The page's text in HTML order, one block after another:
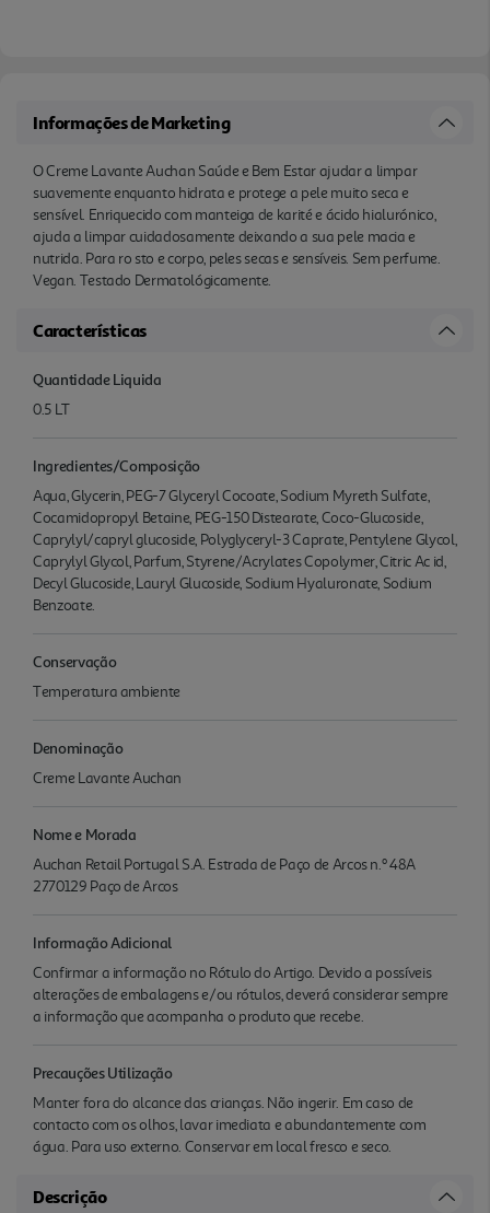
Informações de Marketing
O Creme Lavante Auchan Saúde e Bem Estar ajudar a limpar
suavemente enquanto hidrata e protege a pele muito seca e
sensível. Enriquecido com manteiga de karité e ácido hialurónico,
ajuda a limpar cuidadosamente deixando a sua pele macia e
nutrida. Para ro sto e corpo, peles secas e sensíveis. Sem perfume.
Vegan. Testado Dermatológicamente.
Características
Quantidade Liquida
0.5 LT
Ingredientes/Composição
Aqua, Glycerin, PEG-7 Glyceryl Cocoate, Sodium Myreth Sulfate,
Cocamidopropyl Betaine, PEG-150 Distearate, Coco-Glucoside,
Caprylyl/capryl glucoside, Polyglyceryl-3 Caprate, Pentylene Glycol,
Caprylyl Glycol, Parfum, Styrene/Acrylates Copolymer, Citric Ac id,
Decyl Glucoside, Lauryl Glucoside, Sodium Hyaluronate, Sodium
Benzoate.
Conservação
Temperatura ambiente
Denominação
Creme Lavante Auchan
Nome e Morada
Auchan Retail Portugal S.A. Estrada de Paço de Arcos n.º 48A
2770129 Paço de Arcos
Informação Adicional
Confirmar a informação no Rótulo do Artigo. Devido a possíveis
alterações de embalagens e/ou rótulos, deverá considerar sempre
a informação que acompanha o produto que recebe.
Precauções Utilização
Manter fora do alcance das crianças. Não ingerir. Em caso de
contacto com os olhos, lavar imediata e abundantemente com
água. Para uso externo. Conservar em local fresco e seco.
Descrição